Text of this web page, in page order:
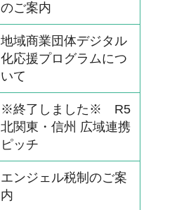
のご案内
地域商業団体デジタル
化応援プログラムにつ
いて
※終了しました※ R5
北関東・信州 広域連携
ピッチ
エンジェル税制のご案
内